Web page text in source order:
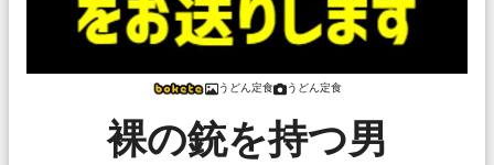
うどん定食 うどん定食
裸の銃を持つ男